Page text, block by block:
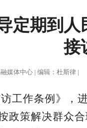
定期到
接
媒体中心 | 编辑：杜斯律
工作条例》，
政策解决群众